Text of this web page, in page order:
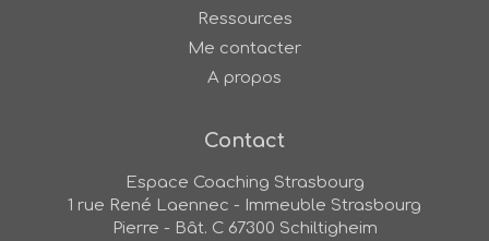
Ressources
Me contacter
A propos
Contact
Espace Coaching Strasbourg
1 rue René Laennec - Immeuble Strasbourg
Pierre - Bât. C 67300 Schiltigheim